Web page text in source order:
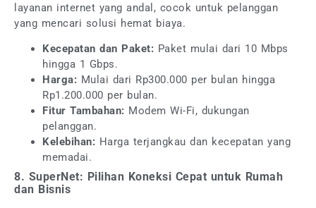
layanan internet yang andal, cocok untuk pelanggan
yang mencari solusi hemat biaya.
Kecepatan dan Paket: Paket mulai dari 10 Mbps
hingga 1 Gbps.
Harga: Mulai dari Rp300.000 per bulan hingga
Rp1.200.000 per bulan.
Fitur Tambahan: Modem Wi-Fi, dukungan
pelanggan.
Kelebihan: Harga terjangkau dan kecepatan yang
memadai.
8. SuperNet: Pilihan Koneksi Cepat untuk Rumah
dan Bisnis